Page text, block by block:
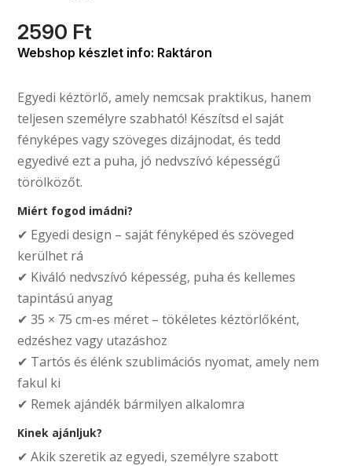
2590 Ft
Webshop készlet info: Raktáron
Egyedi kéztörlő, amely nemcsak praktikus, hanem
teljesen személyre szabható! Készítsd el saját
fényképes vagy szöveges dizájnodat, és tedd
egyedivé ezt a puha, jó nedvszívó képességű
törölközőt.
Miért fogod imádni?
✔ Egyedi design – saját fényképed és szöveged
kerülhet rá
✔ Kiváló nedvszívó képesség, puha és kellemes
tapintású anyag
✔ 35 × 75 cm-es méret – tökéletes kéztörlőként,
edzéshez vagy utazáshoz
✔ Tartós és élénk szublimációs nyomat, amely nem
fakul ki
✔ Remek ajándék bármilyen alkalomra
Kinek ajánljuk?
✔ Akik szeretik az egyedi, személyre szabott